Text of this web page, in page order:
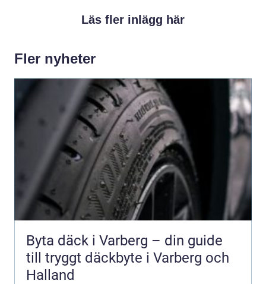
Läs fler inlägg här
Fler nyheter
Byta däck i Varberg – din guide
till tryggt däckbyte i Varberg och
Halland